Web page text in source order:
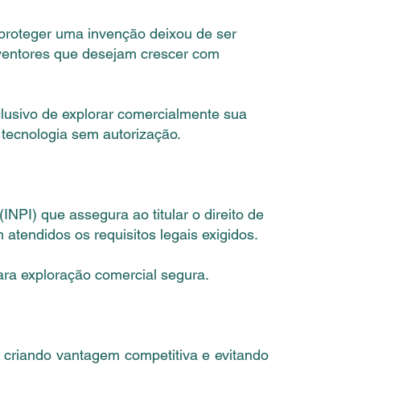
uma invenção deixou de ser
que desejam crescer com
de explorar comercialmente sua
sem autorização.
que assegura ao titular o direito de
os requisitos legais exigidos.
exploração comercial segura.
vantagem competitiva e evitando